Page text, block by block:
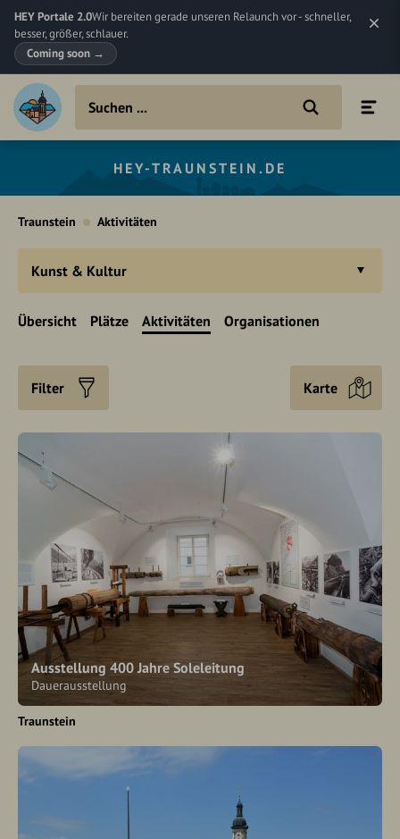
HEY Portale 2.0Wir bereiten gerade unseren Relaunch vor - schneller,
besser, größer, schlauer.
Coming soon →
HEY-TRAUNSTEIN.DE
Traunstein Aktivitäten
Kunst & Kultur
Übersicht Plätze Aktivitäten Organisationen
Filter Karte
Ausstellung 400 Jahre Soleleitung
Dauerausstellung
Traunstein